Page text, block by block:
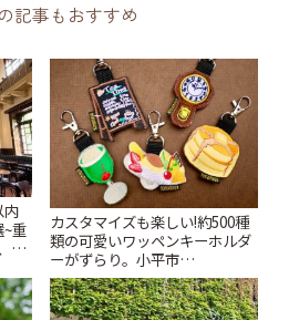
記事もおすすめ
内
重
改
カスタマイズも楽しい!約500種
類の可愛いワッペンキーホルダ
ーがずらり。小平市
「Kimamaya T&K」 | ことりっ
ぷ